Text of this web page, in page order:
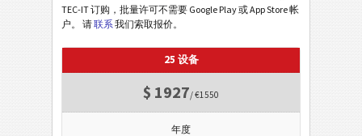
TEC-IT 订购，批量许可不需要 Google Play 或 App Store 帐
户。 请联系 我们索取报价。
25 设备
$ 1927/ €1550
年度